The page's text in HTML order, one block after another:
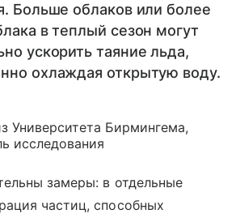
Больше облаков или более
в теплый сезон могут
ускорить таяние льда,
охлаждая открытую воду.
Университета Бирмингема,
исследования
замеры: в отдельные
частиц, способных